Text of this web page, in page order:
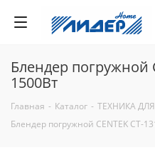
Блендер погружной
1500Вт
Главная - Каталог - ТЕХНИКА
Блендер погружной CENTEK CT-